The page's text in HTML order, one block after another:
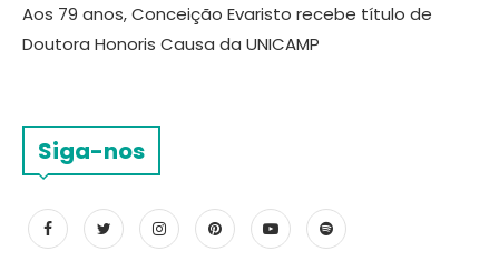
Aos 79 anos, Conceição Evaristo recebe título de
Doutora Honoris Causa da UNICAMP
Siga-nos